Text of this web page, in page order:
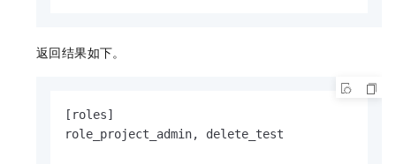
返回结果如下。
[roles]
role_project_admin,